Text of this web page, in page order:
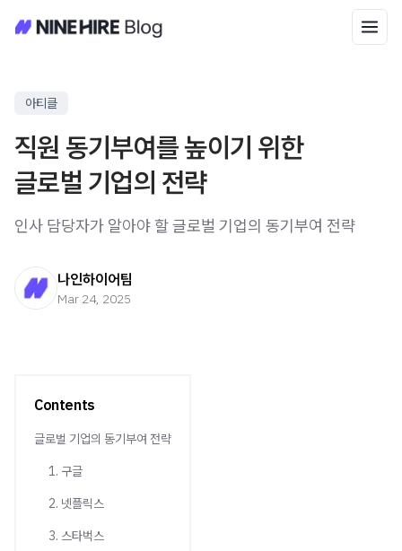
아티클
직원 동기부여를 높이기 위한
글로벌 기업의 전략
인사 담당자가 알아야 할 글로벌 기업의 동기부여 전략
나인하이어팀
Mar 24, 2025
Contents
글로벌 기업의 동기부여 전략
1. 구글
2. 넷플릭스
3. 스타벅스